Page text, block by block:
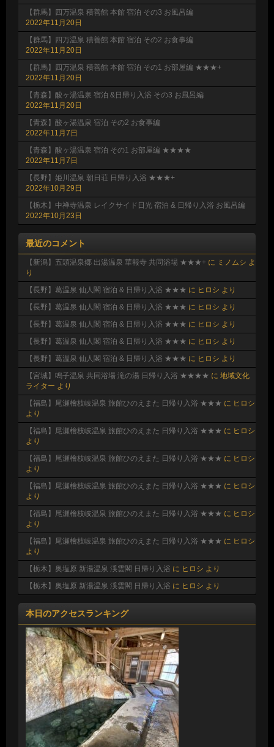
【群馬】四万温泉 積善館 本館 宿泊 その3 お風呂編
2022年11月20日
【群馬】四万温泉 積善館 本館 宿泊 その2 お食事編
2022年11月20日
【群馬】四万温泉 積善館 本館 宿泊 その1 お部屋編 ★★★+
2022年11月20日
【青森】酸ヶ湯温泉 宿泊 &日帰り入浴 その3 お風呂編
2022年11月20日
【青森】酸ヶ湯温泉 宿泊 その2 お食事編
2022年11月7日
【青森】酸ヶ湯温泉 宿泊 その1 お部屋編 ★★★★
2022年11月7日
【長野】姫川温泉 朝日荘 日帰り入浴 ★★★+
2022年10月29日
【栃木】中禅寺温泉 レイクサイド日光 宿泊 & 日帰り入浴 お風呂編
2022年10月23日
最近のコメント
【新潟】五頭温泉郷 出湯温泉 華報寺 共同浴場 ★★★+ に ミノムシ よ
り
【長野】葛温泉 仙人閣 宿泊 & 日帰り入浴 ★★★ に ヒロシ より
【長野】葛温泉 仙人閣 宿泊 & 日帰り入浴 ★★★ に ヒロシ より
【長野】葛温泉 仙人閣 宿泊 & 日帰り入浴 ★★★ に ヒロシ より
【長野】葛温泉 仙人閣 宿泊 & 日帰り入浴 ★★★ に ヒロシ より
【長野】葛温泉 仙人閣 宿泊 & 日帰り入浴 ★★★ に ヒロシ より
【宮城】鳴子温泉 共同浴場 滝の湯 日帰り入浴 ★★★★ に 地域文化
ライター より
【福島】尾瀬檜枝岐温泉 旅館ひのえまた 日帰り入浴 ★★★ に ヒロシ
より
【福島】尾瀬檜枝岐温泉 旅館ひのえまた 日帰り入浴 ★★★ に ヒロシ
より
【福島】尾瀬檜枝岐温泉 旅館ひのえまた 日帰り入浴 ★★★ に ヒロシ
より
【福島】尾瀬檜枝岐温泉 旅館ひのえまた 日帰り入浴 ★★★ に ヒロシ
より
【福島】尾瀬檜枝岐温泉 旅館ひのえまた 日帰り入浴 ★★★ に ヒロシ
より
【福島】尾瀬檜枝岐温泉 旅館ひのえまた 日帰り入浴 ★★★ に ヒロシ
より
【栃木】奥塩原 新湯温泉 渓雲閣 日帰り入浴 に ヒロシ より
【栃木】奥塩原 新湯温泉 渓雲閣 日帰り入浴 に ヒロシ より
本日のアクセスランキング